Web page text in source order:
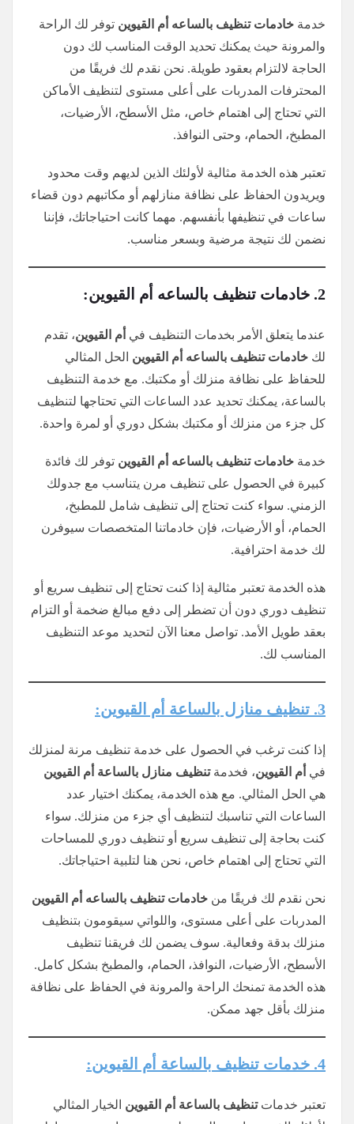
خدمة خادمات تنظيف بالساعه أم القيوين توفر لك الراحة
والمرونة حيث يمكنك تحديد الوقت المناسب لك دون
الحاجة لالتزام بعقود طويلة. نحن نقدم لك فريقًا من
المحترفات المدربات على أعلى مستوى لتنظيف الأماكن
التي تحتاج إلى اهتمام خاص، مثل الأسطح، الأرضيات،
المطبخ، الحمام، وحتى النوافذ.
تعتبر هذه الخدمة مثالية لأولئك الذين لديهم وقت محدود
ويريدون الحفاظ على نظافة منازلهم أو مكاتبهم دون قضاء
ساعات في تنظيفها بأنفسهم. مهما كانت احتياجاتك، فإننا
نضمن لك نتيجة مرضية وبسعر مناسب.
2. خادمات تنظيف بالساعه أم القيوين:
عندما يتعلق الأمر بخدمات التنظيف في أم القيوين، تقدم
لك خادمات تنظيف بالساعه أم القيوين الحل المثالي
للحفاظ على نظافة منزلك أو مكتبك. مع خدمة التنظيف
بالساعة، يمكنك تحديد عدد الساعات التي تحتاجها لتنظيف
كل جزء من منزلك أو مكتبك بشكل دوري أو لمرة واحدة.
خدمة خادمات تنظيف بالساعه أم القيوين توفر لك فائدة
كبيرة في الحصول على تنظيف مرن يتناسب مع جدولك
الزمني. سواء كنت تحتاج إلى تنظيف شامل للمطبخ،
الحمام، أو الأرضيات، فإن خادماتنا المتخصصات سيوفرن
لك خدمة احترافية.
هذه الخدمة تعتبر مثالية إذا كنت تحتاج إلى تنظيف سريع أو
تنظيف دوري دون أن تضطر إلى دفع مبالغ ضخمة أو التزام
بعقد طويل الأمد. تواصل معنا الآن لتحديد موعد التنظيف
المناسب لك.
3. تنظيف منازل بالساعة أم القيوين:
إذا كنت ترغب في الحصول على خدمة تنظيف مرنة لمنزلك
في أم القيوين، فخدمةتنظيف منازل بالساعة أم القيوين
هي الحل المثالي. مع هذه الخدمة، يمكنك اختيار عدد
الساعات التي تناسبك لتنظيف أي جزء من منزلك. سواء
كنت بحاجة إلى تنظيف سريع أو تنظيف دوري للمساحات
التي تحتاج إلى اهتمام خاص، نحن هنا لتلبية احتياجاتك.
نحن نقدم لك فريقًا من خادمات تنظيف بالساعه أم القيوين
المدربات على أعلى مستوى، واللواتي سيقومون بتنظيف
منزلك بدقة وفعالية. سوف يضمن لك فريقنا تنظيف
الأسطح، الأرضيات، النوافذ، الحمام، والمطبخ بشكل كامل.
هذه الخدمة تمنحك الراحة والمرونة في الحفاظ على نظافة
منزلك بأقل جهد ممكن.
4. خدمات تنظيف بالساعة أم القيوين:
تعتبر خدماتتنظيف بالساعة أم القيوين الخيار المثالي